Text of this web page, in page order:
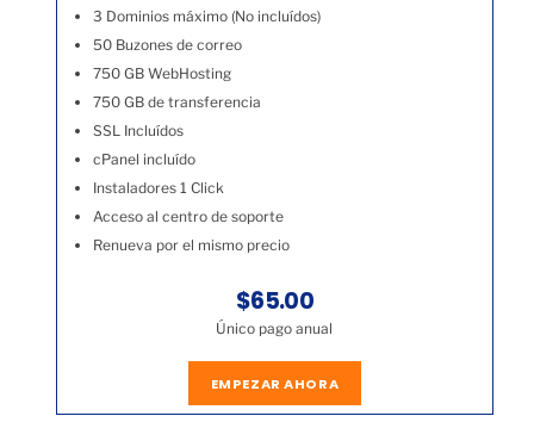
3 Dominios máximo (No incluídos)
50 Buzones de correo
750 GB WebHosting
750 GB de transferencia
SSL Incluídos
cPanel incluído
Instaladores 1 Click
Acceso al centro de soporte
Renueva por el mismo precio
$65.00
Único pago anual
EMPEZAR AHORA